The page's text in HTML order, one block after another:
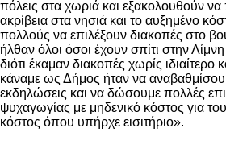
πόλεις στα χωριά και εξακολουθούν
ακρίβεια στα νησιά και το αυξημένο
πολλούς να επιλέξουν διακοπές στο
ήλθαν όλοι όσοι έχουν σπίτι στην
διότι έκαμαν διακοπές χωρίς
κάναμε ως Δήμος ήταν να
εκδηλώσεις και να δώσουμε πολλές
ψυχαγωγίας με μηδενικό κόστος για
κόστος όπου υπήρχε εισιτήριο».